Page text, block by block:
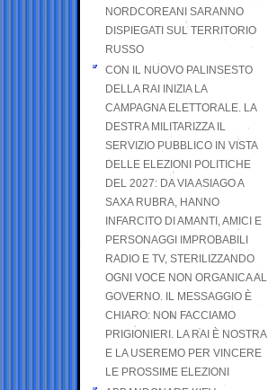
NORDCOREANI SARANNO
DISPIEGATI SUL TERRITORIO
RUSSO
CON IL NUOVO PALINSESTO
DELLA RAI INIZIA LA
CAMPAGNA ELETTORALE. LA
DESTRA MILITARIZZA IL
SERVIZIO PUBBLICO IN VISTA
DELLE ELEZIONI POLITICHE
DEL 2027: DA VIA ASIAGO A
SAXA RUBRA, HANNO
INFARCITO DI AMANTI, AMICI E
PERSONAGGI IMPROBABILI
RADIO E TV, STERILIZZANDO
OGNI VOCE NON ORGANICA AL
GOVERNO. IL MESSAGGIO È
CHIARO: NON FACCIAMO
PRIGIONIERI. LA RAI È NOSTRA
E LA USEREMO PER VINCERE
LE PROSSIME ELEZIONI